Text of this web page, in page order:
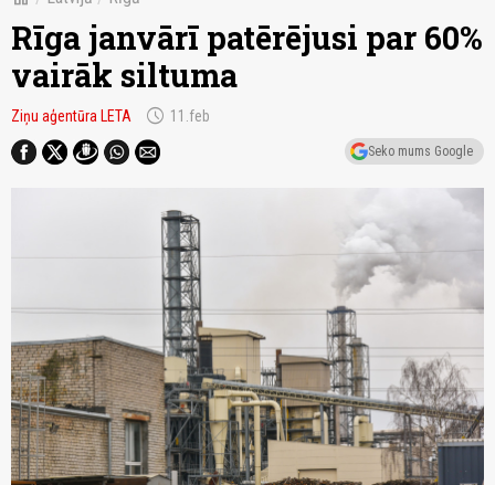
Rīga janvārī patērējusi par 60%
vairāk siltuma
Ziņu aģentūra LETA schedule 11.feb
Seko mums Google